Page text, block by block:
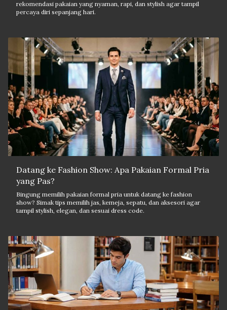
rekomendasi pakaian yang nyaman, rapi, dan stylish agar tampil
percaya diri sepanjang hari.
Datang ke Fashion Show: Apa Pakaian Formal Pria
yang Pas?
Bingung memilih pakaian formal pria untuk datang ke fashion
show? Simak tips memilih jas, kemeja, sepatu, dan aksesori agar
tampil stylish, elegan, dan sesuai dress code.